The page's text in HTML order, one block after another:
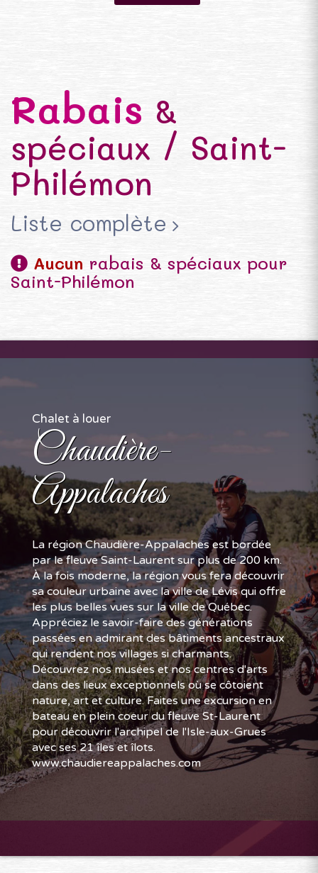
Rabais &
spéciaux / Saint-
Philémon
Liste complète
Aucun rabais & spéciaux pour
Saint-Philémon
Chalet à louer
Chaudière-
Appalaches
La région Chaudière-Appalaches est bordée
par le fleuve Saint-Laurent sur plus de 200 km.
À la fois moderne, la région vous fera découvrir
sa couleur urbaine avec la ville de Lévis qui offre
les plus belles vues sur la ville de Québec.
Appréciez le savoir-faire des générations
passées en admirant des bâtiments ancestraux
qui rendent nos villages si charmants.
Découvrez nos musées et nos centres d'arts
dans des lieux exceptionnels où se côtoient
nature, art et culture. Faites une excursion en
bateau en plein coeur du fleuve St-Laurent
pour découvrir l'archipel de l'Isle-aux-Grues
avec ses 21 îles et îlots.
www.chaudiereappalaches.com